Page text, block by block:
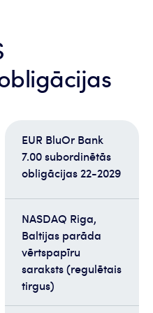
EUR BluOr Bank
7.00 subordinētās
obligācijas 22-2029
NASDAQ Riga,
Baltijas parāda
vērtspapīru
saraksts (regulētais
tirgus)